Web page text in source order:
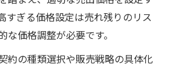
すぎる価格設定は売れ残りのリス
な価格調整が必要です。
約の種類選択や販売戦略の具体化